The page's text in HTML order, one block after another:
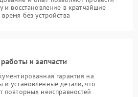
и восстановление в кратчайшие
без устройства
и запчасти
гарантия на
установленные детали, что
повторных неисправностей